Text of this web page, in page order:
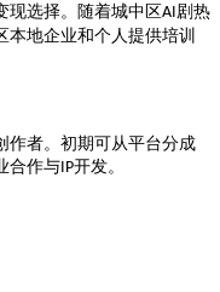
现选择。随着城中区AI 剧热
本地企业和个人提供培训
作者。初期可从平台分成
合作与 IP开发。